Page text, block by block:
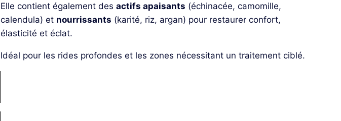
Elle contient également des actifs apaisants (échinacée, camomille,
calendula) et nourrissants (karité, riz, argan) pour restaurer confort,
élasticité et éclat.
Idéal pour les rides profondes et les zones nécessitant un traitement ciblé.